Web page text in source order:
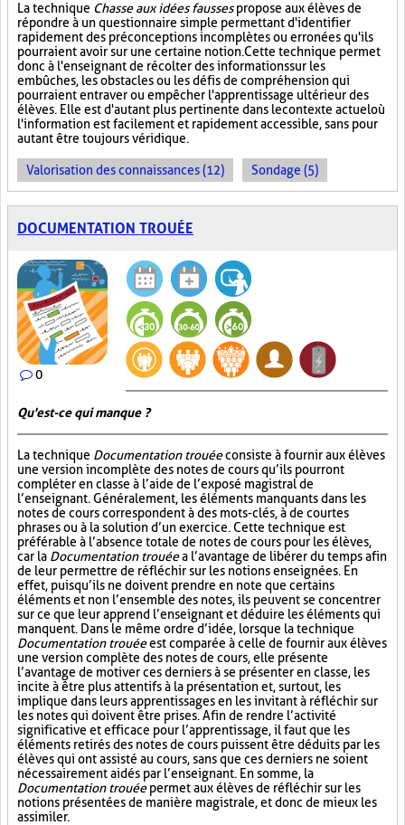
La technique Chasse aux idées faussespropose aux élèves de
répondre à un questionnaire simple permettant d'identifier
rapidement des préconceptions incomplètes ou erronées qu'ils
pourraient avoir sur une certaine notion. Cette technique permet
donc à l'enseignant de récolter des informations sur les
embûches, les obstacles ou les défis de compréhension qui
pourraient entraver ou empêcher l'apprentissage ultérieur des
élèves. Elle est d'autant plus pertinente dans le contexte actuel où
l'information est facilement et rapidement accessible, sans pour
autant être toujours véridique.
Valorisation des connaissances (12) Sondage (5)
DOCUMENTATION TROUÉE
0
Qu'est-ce qui manque ?
La technique Documentation trouéeconsiste à fournir aux élèves
une version incomplète des notes de cours qu’ils pourront
compléter en classe à l’aide de l’exposé magistral de
l’enseignant. Généralement, les éléments manquants dans les
notes de cours correspondent à des mots-clés, à de courtes
phrases ou à la solution d’un exercice. Cette technique est
préférable à l’absence totale de notes de cours pour les élèves,
car la Documentation trouéea l’avantage de libérer du temps afin
de leur permettre de réfléchir sur les notions enseignées. En
effet, puisqu’ils ne doivent prendre en note que certains
éléments et non l’ensemble des notes, ils peuvent se concentrer
sur ce que leur apprend l’enseignant et déduire les éléments qui
manquent. Dans le même ordre d’idée, lorsque la technique
Documentation trouéeest comparée à celle de fournir aux élèves
une version complète des notes de cours, elle présente
l’avantage de motiver ces derniers à se présenter en classe, les
incite à être plus attentifs à la présentation et, surtout, les
implique dans leurs apprentissages en les invitant à réfléchir sur
les notes qui doivent être prises. Afin de rendre l’activité
significative et efficace pour l’apprentissage, il faut que les
éléments retirés des notes de cours puissent être déduits par les
élèves qui ont assisté au cours, sans que ces derniers ne soient
nécessairement aidés par l’enseignant. En somme, la
Documentation trouéepermet aux élèves de réfléchir sur les
notions présentées de manière magistrale, et donc de mieux les
assimiler.